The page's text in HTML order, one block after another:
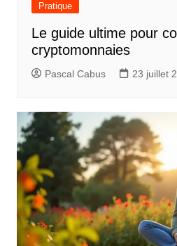
r
t
i
c
l
e
Pratique
Le guide ultime pour
cryptomonnaies
Pascal Cabus 23 juillet